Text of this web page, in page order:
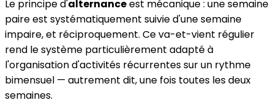
Le principe d'alternanceest mécanique : une semaine
paire est systématiquement suivie d'une semaine
impaire, et réciproquement. Ce va-et-vient régulier
rend le système particulièrement adapté à
l'organisation d'activités récurrentes sur un rythme
bimensuel — autrement dit, une fois toutes les deux
semaines.